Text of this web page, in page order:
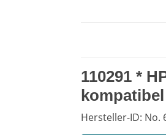
110291 *
Hersteller-ID: No.